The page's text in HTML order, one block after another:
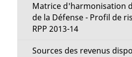
Matrice d'harmonisation
de la Défense - Profil de
RPP 2013-14
Sources des revenus